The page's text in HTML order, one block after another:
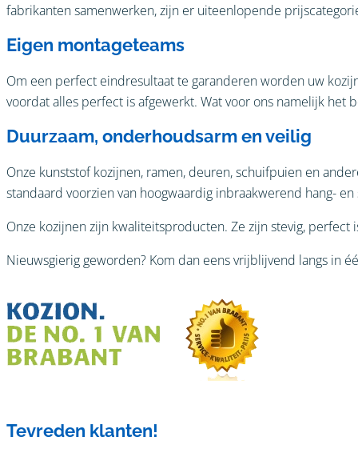
fabrikanten samenwerken, zijn er uiteenlopende
Eigen montageteams
Om een perfect eindresultaat te garanderen worden uw
voordat alles perfect is afgewerkt. Wat voor ons namelijk het
Duurzaam, onderhoudsarm en veilig
Onze kunststof kozijnen, ramen, deuren, schuifpuien en
standaard voorzien van hoogwaardig inbraakwerend hang-
Onze kozijnen zijn kwaliteitsproducten. Ze zijn stevig,
Nieuwsgierig geworden? Kom dan eens vrijblijvend langs in
Tevreden klanten!